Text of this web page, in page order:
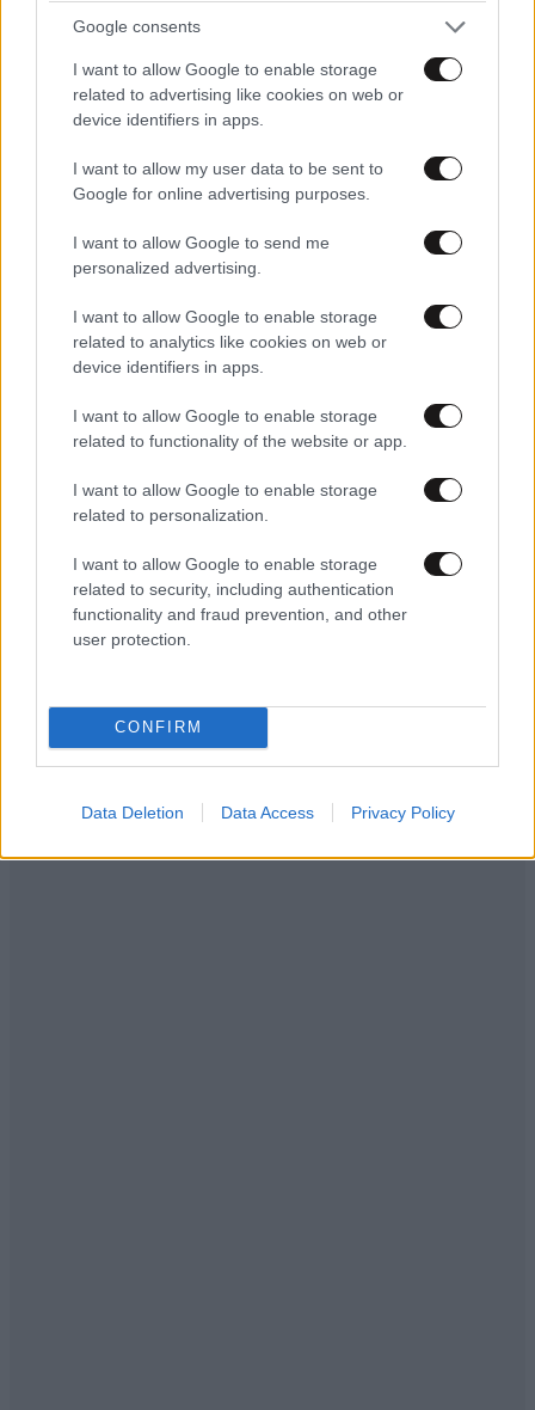
Google consents
I want to allow Google to enable storage
related to advertising like cookies on web or
device identifiers in apps.
I want to allow my user data to be sent to
Google for online advertising purposes.
I want to allow Google to send me
personalized advertising.
I want to allow Google to enable storage
related to analytics like cookies on web or
device identifiers in apps.
I want to allow Google to enable storage
related to functionality of the website or app.
I want to allow Google to enable storage
related to personalization.
I want to allow Google to enable storage
related to security, including authentication
functionality and fraud prevention, and other
user protection.
CONFIRM
Data Deletion Data Access Privacy Policy
Μπορεις να ασχοληθείς με αυτα που φτάνεις τα
του Ολυμπιακού ειναι μονο ονειρο για εσενα
TRENDING
φιλιά με τον Βύρωνα Βασιλειάδη: «Καμία στιγμή
ευτυχίας δεδομένη»